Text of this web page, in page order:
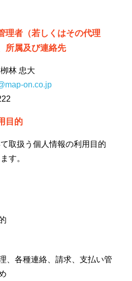
理者（若しくはその代理
所属及び連絡先
林 忠大
on.co.jp
目的
取扱う個人情報の利用目的
す。
、各種連絡、請求、支払い管